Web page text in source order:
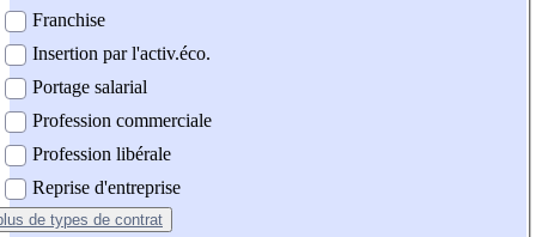
Franchise
Insertion par l'activ.éco.
Portage salarial
Profession commerciale
Profession libérale
Reprise d'entreprise
de types de contrat